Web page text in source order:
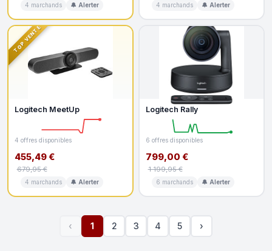
4 marchands 🔔 Alerter 4 marchands 🔔 Alerter
TOP VENTE
Logitech MeetUp
4 offres disponibles
455,49 €
679,95 €
4 marchands 🔔 Alerter
Logitech Rally
6 offres disponibles
799,00 €
1 199,95 €
6 marchands 🔔 Alerter
‹ 1 2 3 4 5 ›